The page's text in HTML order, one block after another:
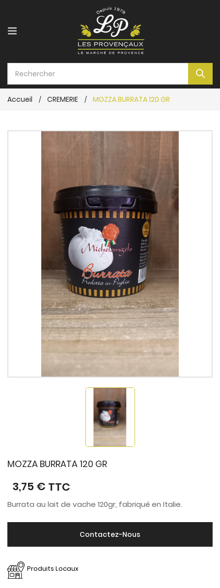
Accueil CREMERIE MOZZA BURRATA 120 GR
MOZZA BURRATA 120 GR
3,75 € TTC
Burrata au lait de vache 120gr, fabriqué en Italie.
Contactez-Nous
Produits Locaux